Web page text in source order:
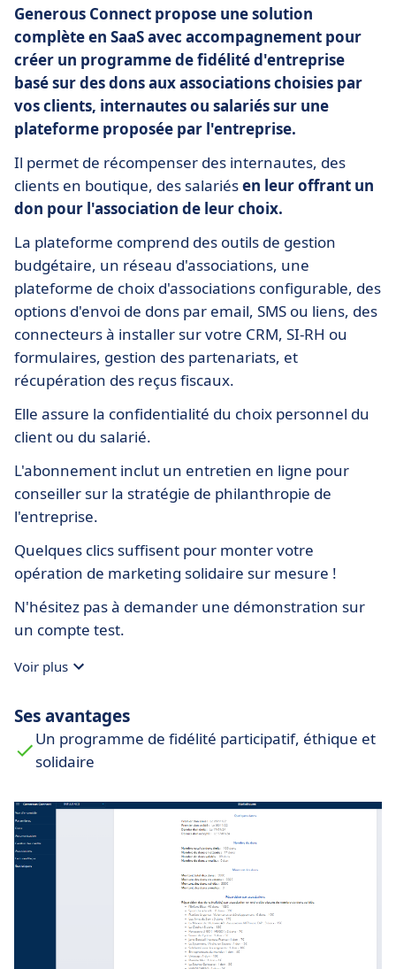
Generous Connect propose une solution
complète en SaaS avec accompagnement pour
créer un programme de fidélité d'entreprise
basé sur des dons aux associations choisies par
vos clients, internautes ou salariés sur une
plateforme proposée par l'entreprise.
Il permet de récompenser des internautes, des
clients en boutique, des salariésen leur offrant un
don pour l'association de leur choix.
La plateforme comprend des outils de gestion
budgétaire, un réseau d'associations, une
plateforme de choix d'associations configurable, des
options d'envoi de dons par email, SMS ou liens, des
connecteurs à installer sur votre CRM, SI-RH ou
formulaires, gestion des partenariats, et
récupération des reçus fiscaux.
Elle assure la confidentialité du choix personnel du
client ou du salarié.
L'abonnement inclut un entretien en ligne pour
conseiller sur la stratégie de philanthropie de
l'entreprise.
Quelques clics suffisent pour monter votre
opération de marketing solidaire sur mesure !
N'hésitez pas à demander une démonstration sur
un compte test.
Voir plus
Ses avantages
Un programme de fidélité participatif, éthique et
solidaire